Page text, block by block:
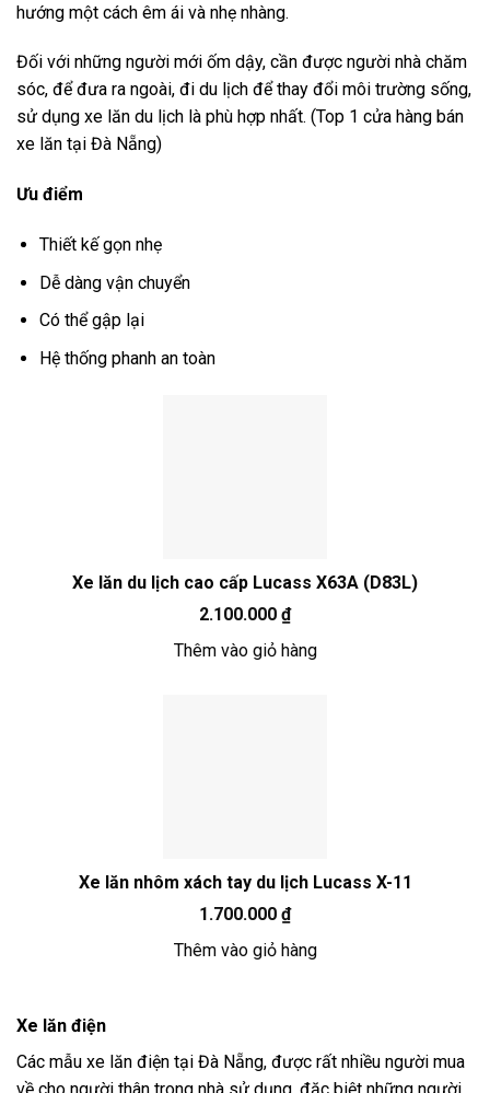
hướng một cách êm ái và nhẹ nhàng.
Đối với những người mới ốm dậy, cần được người nhà chăm
sóc, để đưa ra ngoài, đi du lịch để thay đổi môi trường sống,
sử dụng xe lăn du lịch là phù hợp nhất. (Top 1 cửa hàng bán
xe lăn tại Đà Nẵng)
Ưu điểm
Thiết kế gọn nhẹ
Dễ dàng vận chuyển
Có thể gập lại
Hệ thống phanh an toàn
Xe lăn du lịch cao cấp Lucass X63A (D83L)
2.100.000 ₫
Thêm vào giỏ hàng
Xe lăn nhôm xách tay du lịch Lucass X-11
1.700.000 ₫
Thêm vào giỏ hàng
Xe lăn điện
Các mẫu xe lăn điện tại Đà Nẵng, được rất nhiều người mua
về cho người thân trong nhà sử dụng, đặc biệt những người